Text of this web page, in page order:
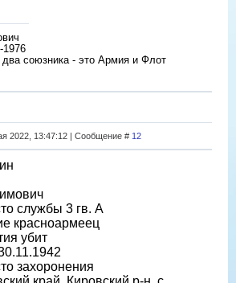
два союзника - это Армия и Флот
2022, 13:47:12 | Сообщение # 12
службы 3 гв. А
красноармеец
убит
захоронения